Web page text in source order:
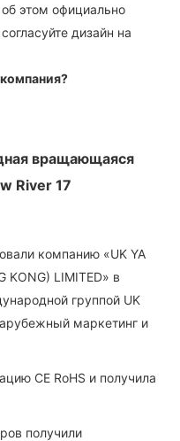
этом официально
дизайн на
компанию «UK YA
KONG) LIMITED» в
группой UK
маркетинг и
CE RoHS и получила
получили